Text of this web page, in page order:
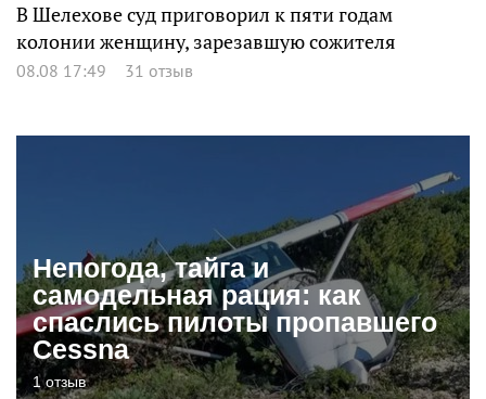
В Шелехове суд приговорил к пяти годам
колонии женщину, зарезавшую сожителя
08.08 17:49 31 отзыв
Непогода, тайга и
самодельная рация: как
спаслись пилоты пропавшего
Cessna
1 отзыв